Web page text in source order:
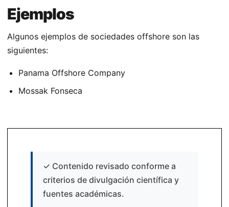
Ejemplos
Algunos ejemplos de sociedades offshore son las
siguientes:
Panama Offshore Company
Mossak Fonseca
✓ Contenido revisado conforme a
criterios de divulgación científica y
fuentes académicas.